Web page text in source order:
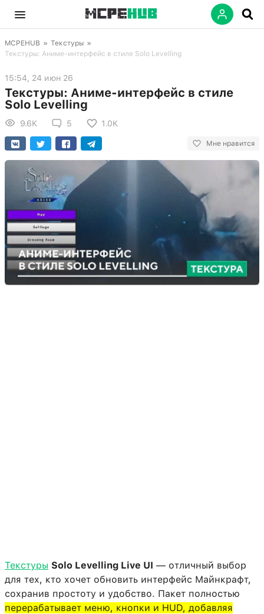
MCPEHUB » Текстуры »
Текстуры: Аниме-интерфейс в стиле Solo Levelling
15:54, 24 июн 26
Текстуры: Аниме-интерфейс в стиле
Solo Levelling
9.6K 5 1.0K
Мне нравится
Текстуры Solo Levelling Live UI — отличный выбор
для тех, кто хочет обновить интерфейс Майнкрафт,
сохранив простоту и удобство. Пакет полностью
перерабатывает меню, кнопки и HUD, добавляя